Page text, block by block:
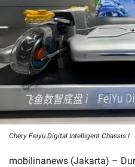
Chery Feiyu Digital Intelligent Chassis I
mobilinanews (Jakarta) –